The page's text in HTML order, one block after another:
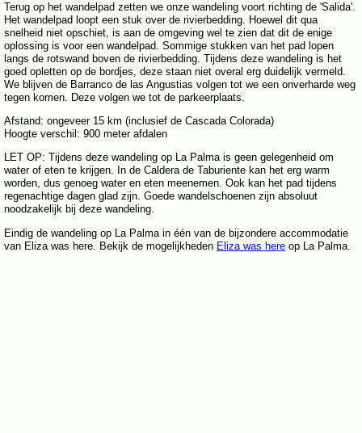
Terug op het wandelpad zetten we onze wandeling voort richting de 'Salida'.
Het wandelpad loopt een stuk over de rivierbedding. Hoewel dit qua
snelheid niet opschiet, is aan de omgeving wel te zien dat dit de enige
oplossing is voor een wandelpad. Sommige stukken van het pad lopen
langs de rotswand boven de rivierbedding. Tijdens deze wandeling is het
goed opletten op de bordjes, deze staan niet overal erg duidelijk vermeld.
We blijven de Barranco de las Angustias volgen tot we een onverharde weg
tegen komen. Deze volgen we tot de parkeerplaats.
Afstand: ongeveer 15 km (inclusief de Cascada Colorada)
Hoogte verschil: 900 meter afdalen
LET OP: Tijdens deze wandeling op La Palma is geen gelegenheid om
water of eten te krijgen. In de Caldera de Taburiente kan het erg warm
worden, dus genoeg water en eten meenemen. Ook kan het pad tijdens
regenachtige dagen glad zijn. Goede wandelschoenen zijn absoluut
noodzakelijk bij deze wandeling.
Eindig de wandeling op La Palma in één van de bijzondere accommodatie
van Eliza was here. Bekijk de mogelijkheden Eliza was here op La Palma.